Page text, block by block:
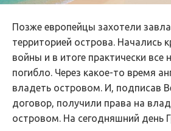
Позже европейцы захотели
территорией острова. Начались
войны и в итоге практически все
погибло. Через какое-то время
владеть островом. И, подписав
договор, получили права на
островом. На сегодняшний день